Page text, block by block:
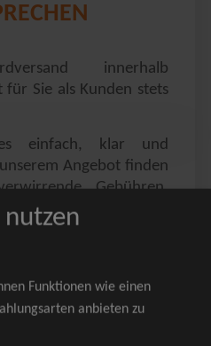
innerhalb
für Sie als Kunden stets
einfach, klar und
Angebot finden
Gebühren,
ähnliches.
ausschließlich
Sitzplätze, welche
vergeben
Funktionen wie einen
anbieten zu